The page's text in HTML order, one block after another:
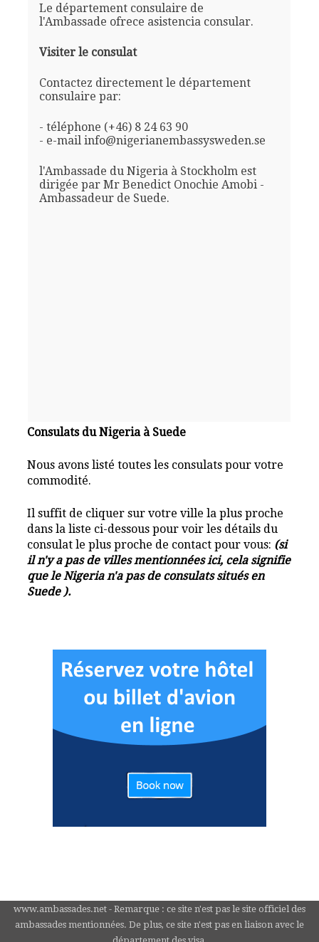
Le département consulaire de
l'Ambassade ofrece asistencia consular.
Visiter le consulat
Contactez directement le département
consulaire par:
- téléphone (+46) 8 24 63 90
- e-mail info@nigerianembassysweden.se
l'Ambassade du Nigeria à Stockholm est
dirigée par Mr Benedict Onochie Amobi -
Ambassadeur de Suede.
Consulats du Nigeria à Suede
Nous avons listé toutes les consulats pour votre
commodité.
Il suffit de cliquer sur votre ville la plus proche
dans la liste ci-dessous pour voir les détails du
consulat le plus proche de contact pour vous: (si
il n'y a pas de villes mentionnées ici, cela signifie
que le Nigeria n'a pas de consulats situés en
Suede ).
www.ambassades.net - Remarque : ce site n'est pas le site officiel des
ambassades mentionnées. De plus, ce site n'est pas en liaison avec le